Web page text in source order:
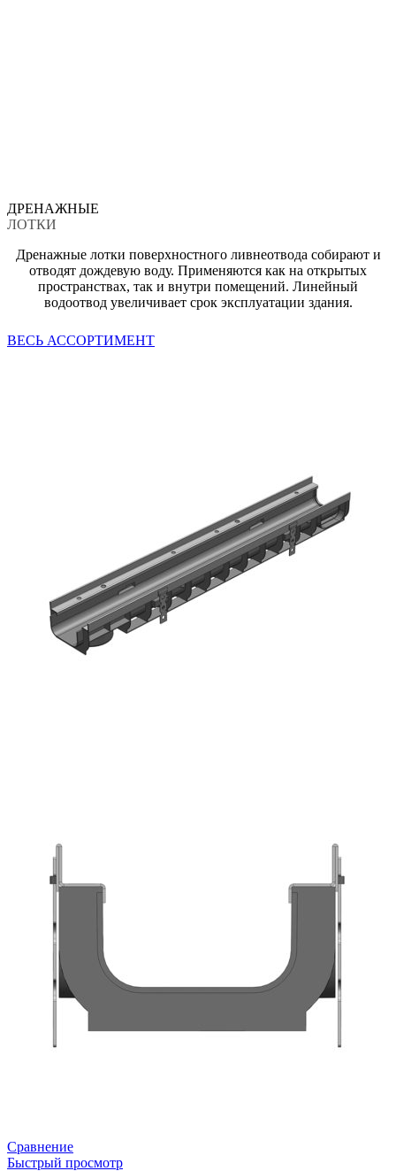
ДРЕНАЖНЫЕ
ЛОТКИ
Дренажные лотки поверхностного ливнеотвода собирают и
отводят дождевую воду. Применяются как на открытых
пространствах, так и внутри помещений. Линейный
водоотвод увеличивает срок эксплуатации здания.
ВЕСЬ АССОРТИМЕНТ
Сравнение
Быстрый просмотр